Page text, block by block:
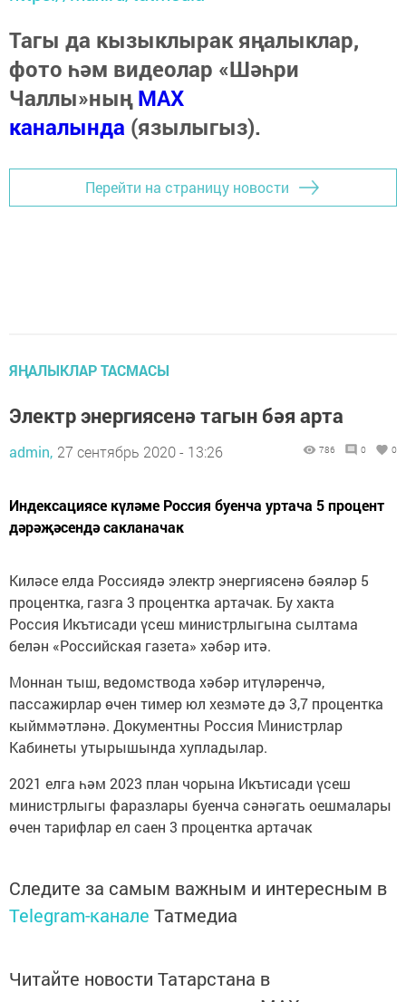
Тагы да кызыклырак яңалыклар,
фото һәм видеолар «Шәһри
Чаллы»ныңMAX
каналында (язылыгыз).
Перейти на страницу новости
ЯҢАЛЫКЛАР ТАСМАСЫ
Электр энергиясенә тагын бәя арта
admin, 27 сентябрь 2020 - 13:26 786 0 0
Индексациясе күләме Россия буенча уртача 5 процент
дәрәҗәсендә сакланачак
Киләсе елда Россиядә электр энергиясенә бәяләр 5
процентка, газга 3 процентка артачак. Бу хакта
Россия Икътисади үсеш министрлыгына сылтама
белән «Российская газета» хәбәр итә.
Моннан тыш, ведомствода хәбәр итүләренчә,
пассажирлар өчен тимер юл хезмәте дә 3,7 процентка
кыйммәтләнә. Документны Россия Министрлар
Кабинеты утырышында хупладылар.
2021 елга һәм 2023 план чорына Икътисади үсеш
министрлыгы фаразлары буенча сәнәгать оешмалары
өчен тарифлар ел саен 3 процентка артачак
Следите за самым важным и интересным в
Telegram-канале Татмедиа
Читайте новости Татарстана в